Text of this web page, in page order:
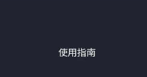
使用指南